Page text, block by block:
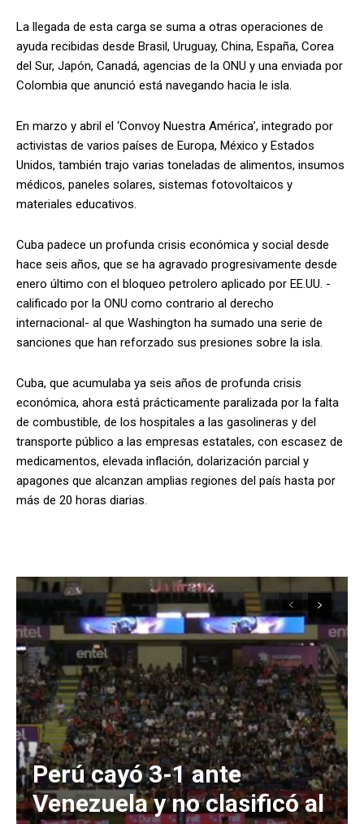
La llegada de esta carga se suma a otras operaciones de
ayuda recibidas desde Brasil, Uruguay, China, España, Corea
del Sur, Japón, Canadá, agencias de la ONU y una enviada por
Colombia que anunció está navegando hacia le isla.
En marzo y abril el ‘Convoy Nuestra América’, integrado por
activistas de varios países de Europa, México y Estados
Unidos, también trajo varias toneladas de alimentos, insumos
médicos, paneles solares, sistemas fotovoltaicos y
materiales educativos.
Cuba padece un profunda crisis económica y social desde
hace seis años, que se ha agravado progresivamente desde
enero último con el bloqueo petrolero aplicado por EE.UU. -
calificado por la ONU como contrario al derecho
internacional- al que Washington ha sumado una serie de
sanciones que han reforzado sus presiones sobre la isla.
Cuba, que acumulaba ya seis años de profunda crisis
económica, ahora está prácticamente paralizada por la falta
de combustible, de los hospitales a las gasolineras y del
transporte público a las empresas estatales, con escasez de
medicamentos, elevada inflación, dolarización parcial y
apagones que alcanzan amplias regiones del país hasta por
más de 20 horas diarias.
Perú cayó 3-1 ante
Venezuela y no clasificó al